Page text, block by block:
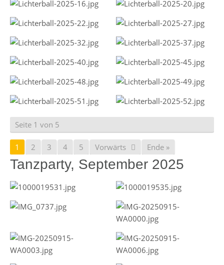
Seite 1 von 5
1 2 3 4 5 Vorwärts Ende »
Tanzparty, September 2025